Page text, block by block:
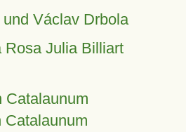
Václav Drbola
Rosa Julia Billiart
Catalaunum
Catalaunum